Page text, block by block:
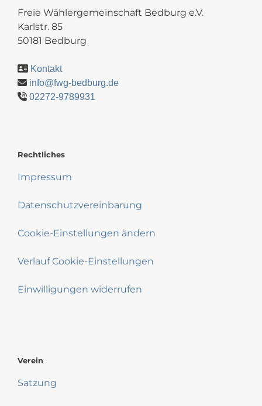
Freie Wählergemeinschaft Bedburg e.V.
Karlstr. 85
50181 Bedburg
Kontakt
info@fwg-bedburg.de
02272-9789931
Rechtliches
Impressum
Datenschutzvereinbarung
Cookie-Einstellungen ändern
Verlauf Cookie-Einstellungen
Einwilligungen widerrufen
Verein
Satzung